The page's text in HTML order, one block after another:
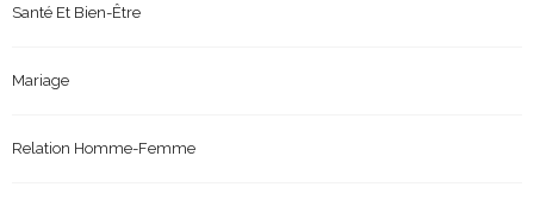
Santé Et Bien-Être
Mariage
Relation Homme-Femme